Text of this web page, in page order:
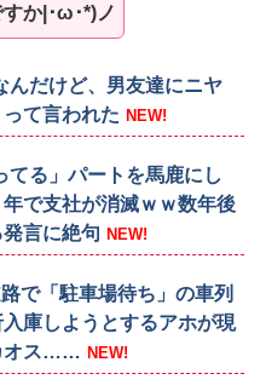
か|･ω･*)ノ
んだけど、男友達にニヤ
て言われた NEW!
てる」パートを馬鹿にし
で支社が消滅ｗｗ数年後
言に絶句 NEW!
で「駐車場待ち」の車列
庫しようとするアホが現
オス…… NEW!